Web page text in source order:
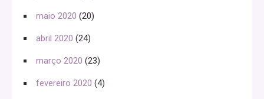
maio 2020 (20)
abril 2020 (24)
março 2020 (23)
fevereiro 2020 (4)